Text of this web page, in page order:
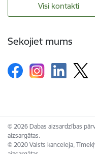
Visi kontakti
Sekojiet mums
© 2026 Dabas aizsardzības
aizsargātas.
© 2020 Valsts kanceleja,